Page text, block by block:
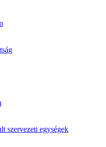
szervezeti egységek